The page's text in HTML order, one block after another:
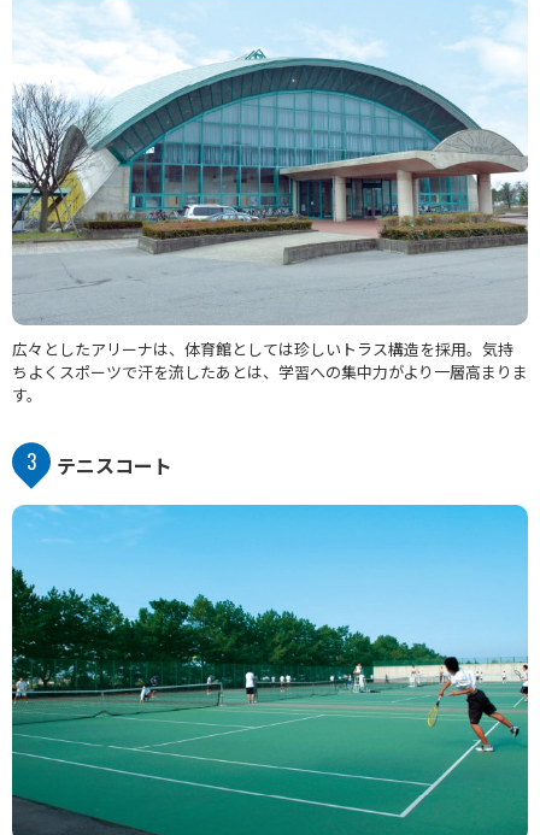
広々としたアリーナは、体育館としては珍しいトラス構造を採用。気持
ちよくスポーツで汗を流したあとは、学習への集中力がより一層高まりま
す。
3 テニスコート